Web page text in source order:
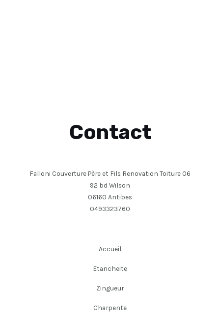
Contact
Falloni Couverture Père et Fils Renovation Toiture 06
92 bd Wilson
06160 Antibes
0493323760
Accueil
Etancheite
Zingueur
Charpente